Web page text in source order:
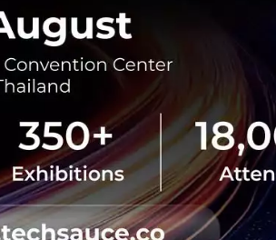
ยั่งยืน คุมเข้มใช้พลังงาน ทรัพยากรน้ำ พร้อมตอ
ชาติ และการจ้างงานไทย
บีโอไอขานรับระเบียบใหม่คุมดาต้าเซ็นเตอร์ตามมติ
เดินหน้ายกเครื่องเกณฑ์คัดกรองโครงการด้วย 4 มิติ
เปิดข้อมูล 42 โครงการ ลงทุนรวม 7.5 แสนล้านบาท
ครอบคลุมประโยชน์ต่อประเทศ พลั...
สิงหาคม 6, 2026| ByTechsauce Team
0
News AI Cloud Data Center